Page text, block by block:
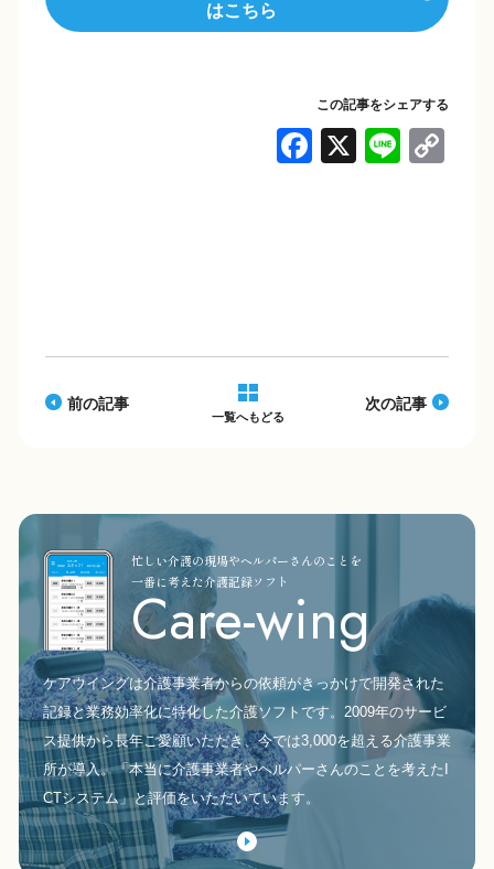
はこちら
この記事をシェアする
F
o
X Li
前の記事
一覧へもどる
次の記事
Care-wing
忙しい介護の現場やヘルパーさんのことを
一番に考えた介護記録ソフト
ケアウイングは介護事業者からの依頼がきっかけで開発された
記録と業務効率化に特化した介護ソフトです。2009年のサービ
ス提供から長年ご愛顧いただき、今では3,000を超える介護事業
所が導入。「本当に介護事業者やヘルパーさんのことを考えたI
CTシステム」と評価をいただいています。